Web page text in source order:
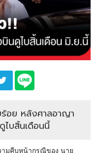
อย หลังศาลอาญา
บสิ้นเดือนนี้
ามคืบหน้ากรณีของ นาย